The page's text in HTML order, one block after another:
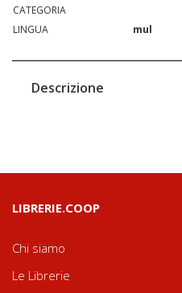
CATEGORIA
LINGUA
mul
Descrizione
LIBRERIE.COOP
Chi siamo
Le Librerie